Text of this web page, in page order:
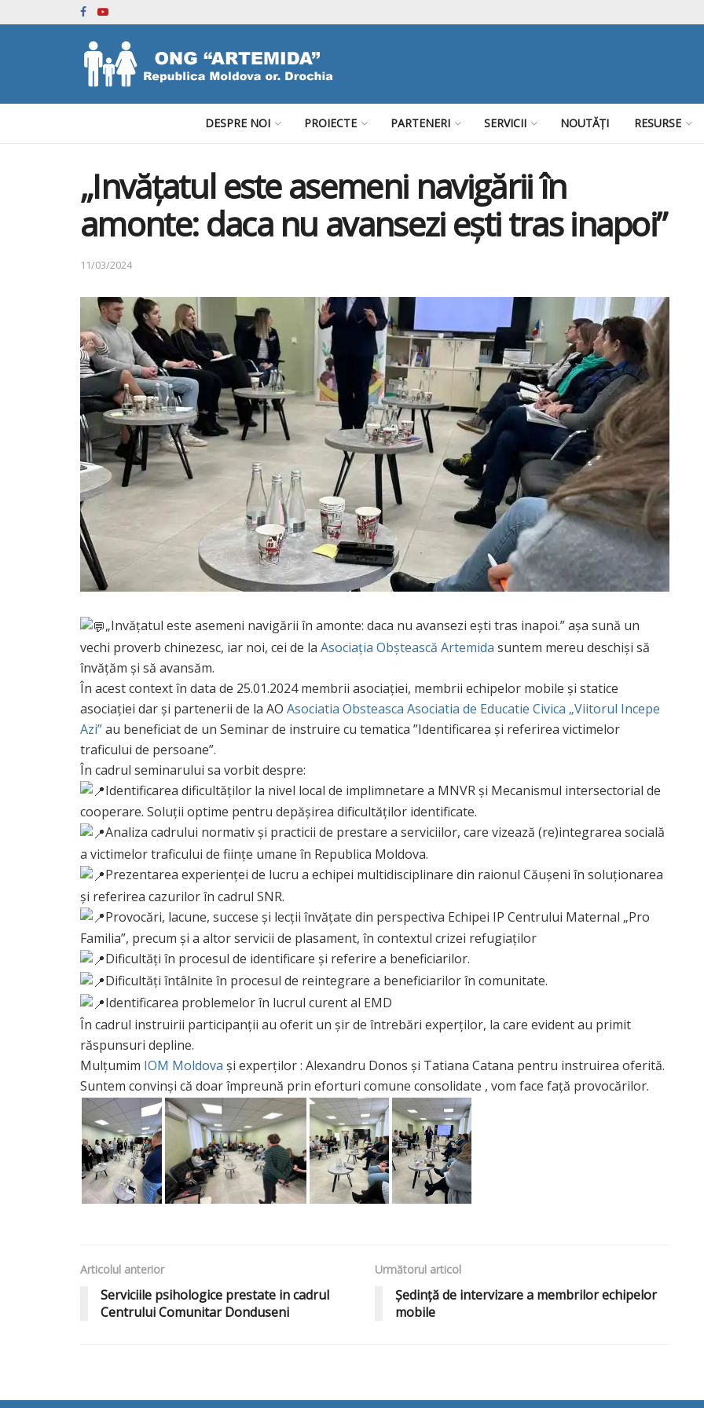
DESPRE NOI PROIECTE PARTENERI SERVICII NOUTĂȚI RESURSE
„Invățatul este asemeni navigării în
amonte: daca nu avansezi ești tras inapoi”
11/03/2024
„Invățatul este asemeni navigării în amonte: daca nu avansezi ești tras inapoi.” așa sună un
vechi proverb chinezesc, iar noi, cei de la Asociația Obștească Artemida suntem mereu deschiși să
învățăm și să avansăm.
În acest context în data de 25.01.2024 membrii asociației, membrii echipelor mobile și statice
asociației dar și partenerii de la AO Asociatia Obsteasca Asociatia de Educatie Civica „Viitorul Incepe
Azi”au beneficiat de un Seminar de instruire cu tematica ”Identificarea și referirea victimelor
traficului de persoane”.
În cadrul seminarului sa vorbit despre:
Identificarea dificultăților la nivel local de implimnetare a MNVR și Mecanismul intersectorial de
cooperare. Soluții optime pentru depășirea dificultăților identificate.
Analiza cadrului normativ şi practicii de prestare a serviciilor, care vizează (re)integrarea socială
a victimelor traficului de ființe umane în Republica Moldova.
Prezentarea experienței de lucru a echipei multidisciplinare din raionul Căușeni în soluționarea
și referirea cazurilor în cadrul SNR.
Provocări, lacune, succese și lecții învățate din perspectiva Echipei IP Centrului Maternal „Pro
Familia”, precum și a altor servicii de plasament, în contextul crizei refugiaților
Dificultăți în procesul de identificare și referire a beneficiarilor.
Dificultăți întâlnite în procesul de reintegrare a beneficiarilor în comunitate.
Identificarea problemelor în lucrul curent al EMD
În cadrul instruirii participanții au oferit un șir de întrebări experților, la care evident au primit
răspunsuri depline.
Mulțumim IOM Moldova și experților : Alexandru Donos și Tatiana Catana pentru instruirea oferită.
Suntem convinși că doar împreună prin eforturi comune consolidate , vom face față provocărilor.
Articolul anterior
Serviciile psihologice prestate in cadrul
Centrului Comunitar Donduseni
Următorul articol
Ședință de intervizare a membrilor echipelor
mobile